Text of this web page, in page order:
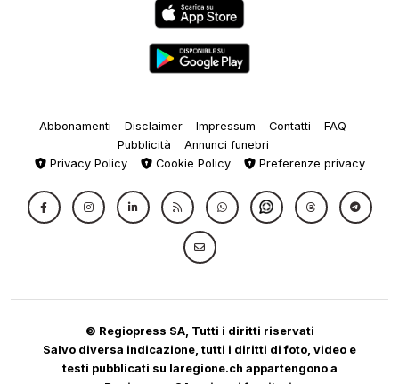
Abbonamenti Disclaimer Impressum Contatti
FAQ
Pubblicità
Annunci funebri
Privacy Policy
Cookie Policy Preferenze privacy
© Regiopress SA, Tutti i diritti riservati
Salvo diversa indicazione, tutti i diritti di foto, video e
testi pubblicati su laregione.ch appartengono a